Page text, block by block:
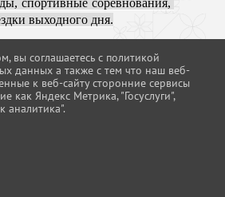
спортивные соревнования,
выходного дня.
на сумму 317,8 тыс. руб., на
мероприятия из
израсходовано 531,5
мероприятия —
работу —
262,5 тыс.руб., на
актива — 33,5
вы соглашаетесь с политикой
данных а также с тем что наш веб-
к веб-сайту сторонние сервисы
как Яндекс Метрика, "Госуслуги",
аналитика".